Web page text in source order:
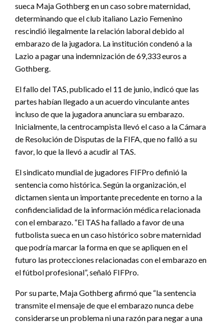
sueca Maja Gothberg en un caso sobre maternidad,
determinando que el club italiano Lazio Femenino
rescindió ilegalmente la relación laboral debido al
embarazo de la jugadora. La institución condenó a la
Lazio a pagar una indemnización de 69,333 euros a
Gothberg.
El fallo del TAS, publicado el 11 de junio, indicó que las
partes habían llegado a un acuerdo vinculante antes
incluso de que la jugadora anunciara su embarazo.
Inicialmente, la centrocampista llevó el caso a la Cámara
de Resolución de Disputas de la FIFA, que no falló a su
favor, lo que la llevó a acudir al TAS.
El sindicato mundial de jugadores FIFPro definió la
sentencia como histórica. Según la organización, el
dictamen sienta un importante precedente en torno a la
confidencialidad de la información médica relacionada
con el embarazo. “El TAS ha fallado a favor de una
futbolista sueca en un caso histórico sobre maternidad
que podría marcar la forma en que se apliquen en el
futuro las protecciones relacionadas con el embarazo en
el fútbol profesional”, señaló FIFPro.
Por su parte, Maja Gothberg afirmó que “la sentencia
transmite el mensaje de que el embarazo nunca debe
considerarse un problema ni una razón para negar a una